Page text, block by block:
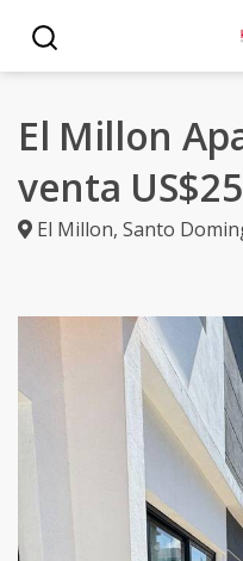
El Millon
venta
El Millon, Santo